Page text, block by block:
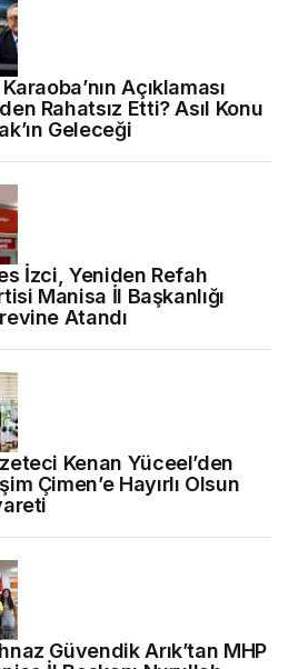
Açıklaması
Rahatsız Etti? Asıl Konu
Geleceği
İzci, Yeniden Refah
Manisa İl Başkanlığı
Atandı
Kenan Yüceel’den
Çimen’e Hayırlı Olsun
Güvendik Arık’tan MHP